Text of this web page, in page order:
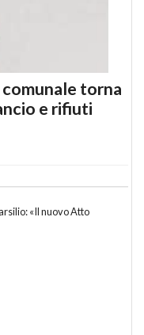
torna
e rifiuti